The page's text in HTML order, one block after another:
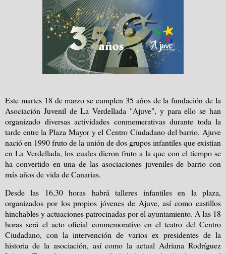
Este martes 18 de marzo se cumplen 35 años de la fundación de la
Asociación Juvenil de La Verdellada "Ajuve", y para ello se han
organizado diversas actividades conmemerativas durante toda la
tarde entre la Plaza Mayor y el Centro Ciudadano del barrio. Ajuve
nació en 1990 fruto de la unión de dos grupos infantiles que existian
en La Verdellada, los cuales dieron fruto a la que con el tiempo se
ha convertido en una de las asociaciones juveniles de barrio con
más años de vida de Canarias.
Desde las 16,30 horas habrá talleres infantiles en la plaza,
organizados por los propios jóvenes de Ajuve, así como castillos
hinchables y actuaciones patrocinadas por el ayuntamiento. A las 18
horas será el acto oficial conmemorativo en el teatro del Centro
Ciudadano, con la intervención de varios ex presidentes de la
historia de la asociación, así como la actual Adriana Rodríguez